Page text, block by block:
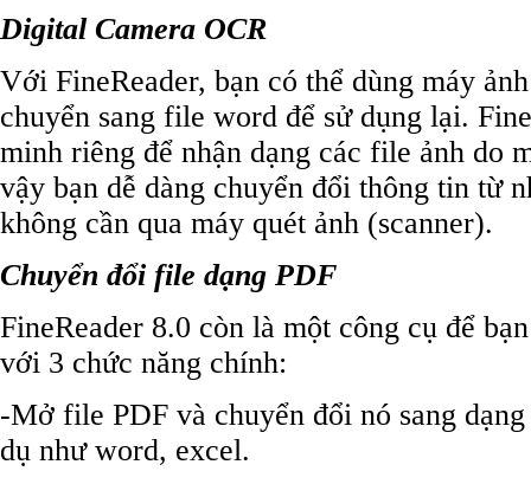
Digital Camera OCR
Với FineReader, bạn có thể dùng máy
chuyển sang file word để sử dụng lại.
minh riêng để nhận dạng các file ảnh do
vậy bạn dễ dàng chuyển đổi thông tin từ
không cần qua máy quét ảnh (scanner).
Chuyển đổi file dạng PDF
FineReader 8.0 còn là một công cụ để
với 3 chức năng chính:
-Mở file PDF và chuyển đổi nó sang
dụ như word, excel.